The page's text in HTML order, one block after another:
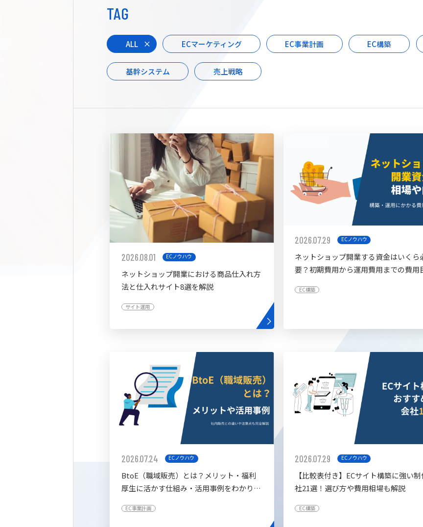
TAG
ALL ECマーケティング EC事業計画 EC構築
基幹システム 売上戦略
2026.08.01 ECノウハウ
ネットショップ開業における商品仕入れ方
法と仕入れサイト8選を解説
サイト運用
2026.07.29 ECノウハウ
ネットショップ開業する資金はいくら
要？初期費用から運用費用までの費用
EC構築
2026.07.24 ECノウハウ
BtoE（職域販売）とは？メリット・福利
厚生に活かす仕組み・活用事例をわかりや
EC事業計画
2026.07.29 ECノウハウ
【比較表付き】ECサイト構築に強い
社21選！選び方や費用相場も解説
EC構築